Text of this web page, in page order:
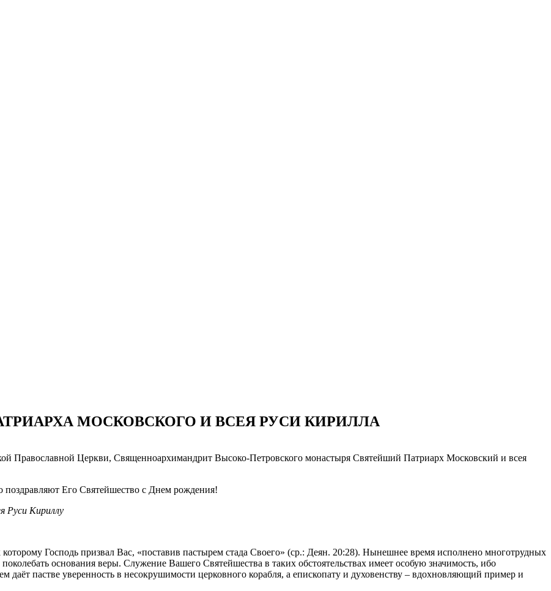
МОСКОВСКОГО И ВСЕЯ РУСИ КИРИЛЛА
Православной Церкви, Священноархимандрит Высоко-Петровского монастыря Святейший Патриарх Московский и всея
поздравляют Его Святейшество с Днем рождения!
Руси Кириллу
Господь призвал Вас, «поставив пастырем стада Своего» (ср.: Деян. 20:28). Нынешнее время исполнено многотрудных
основания веры. Служение Вашего Святейшества в таких обстоятельствах имеет особую значимость, ибо
даёт пастве уверенность в несокрушимости церковного корабля, а епископату и духовенству – вдохновляющий пример и